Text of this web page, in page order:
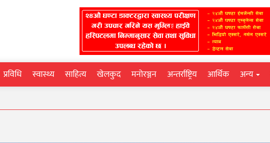
प्रविधि स्वास्थ्य साहित्य खेलकुद मनोरञ्जन अन्तर्राष्ट्रिय आर्थिक अन्य